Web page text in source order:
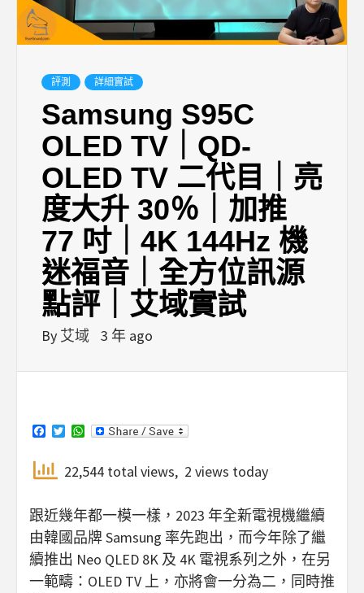
評測 詳細實試
Samsung S95C
OLED TV｜QD-
OLED TV 二代目｜亮
度大升 30％｜加推
77 吋｜4K 144Hz 機
迷福音｜全方位訊源
點評｜艾域實試
By 艾域 3 年 ago
Facebook
TwitterWhatsApp
22,544 total views, 2 views today
跟近幾年都一模一樣，2023 年全新電視機繼續
由韓國品牌 Samsung 率先跑出，而今年除了繼
續推出 Neo QLED 8K 及 4K 電視系列之外，在另
一範疇：OLED TV 上，亦將會一分為二，同時推